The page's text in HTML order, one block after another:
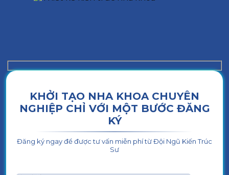
KHỞI TẠO NHA KHOA CHUYÊN
NGHIỆP CHỈ VỚI MỘT BƯỚC ĐĂNG
KÝ
Đăng ký ngay để được tư vấn miễn phí từ Đội Ngũ Kiến Trúc
Sư